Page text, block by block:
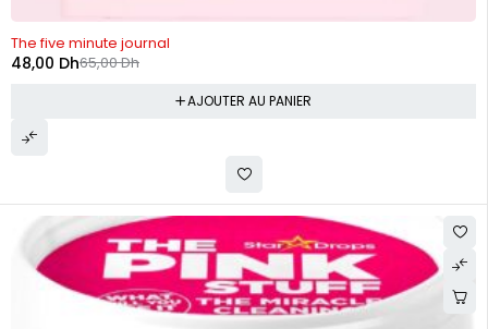
-26%
The five minute journal
65,00Dh
48,00 Dh
AJOUTER AU PANIER